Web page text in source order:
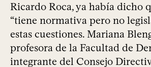
Ricardo Roca, ya había dicho
“tiene normativa pero no
estas cuestiones. Mariana
profesora de la Facultad de
integrante del Consejo